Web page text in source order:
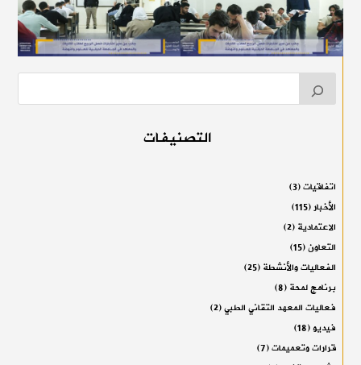
التصنيفات
اتفاقيات(3)
الأخبار(115)
الاعتمادية(2)
التعاون(15)
الفعاليات والأنشطة(25)
برنامج لمحة(8)
فعاليات المعهد التقاني الطبي(2)
فيديو(18)
قرارات وتعميمات(7)